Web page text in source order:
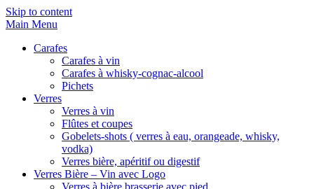
Skip to content
Main Menu
Carafes
Carafes à vin
Carafes à whisky-cognac-alcool
Pichets
Verres
Verres à vin
Flûtes et coupes
Gobelets-shots ( verres à eau, orangeade, whisky,
vodka)
Verres bière, apéritif ou digestif
Verres Bière – Vin avec Logo
Verres à bière brasserie avec pied